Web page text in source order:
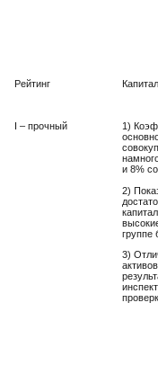
Рейтинг Капитал
I – прочный
1)
и 8%
2)
группе
3)